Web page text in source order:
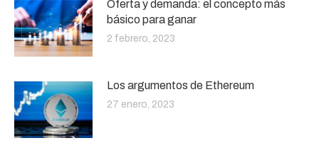
Oferta y demanda: el concepto más
básico para ganar
2 febrero, 2023
Los argumentos de Ethereum
27 enero, 2023